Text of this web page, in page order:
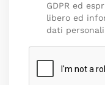
GDPR ed
libero ed
dati